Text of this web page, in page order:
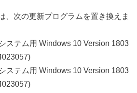
、次の更新プログラムを置き換えま
ステム用 Windows 10 Version 1803
ステム用 Windows 10 Version 1803